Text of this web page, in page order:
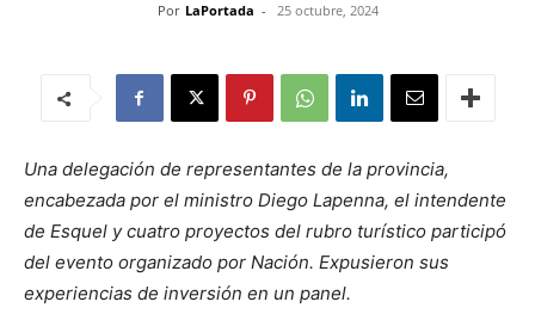
Por LaPortada - 25 octubre, 2024
Una delegación de representantes de la provincia,
encabezada por el ministro Diego Lapenna, el intendente
de Esquel y cuatro proyectos del rubro turístico participó
del evento organizado por Nación. Expusieron sus
experiencias de inversión en un panel.